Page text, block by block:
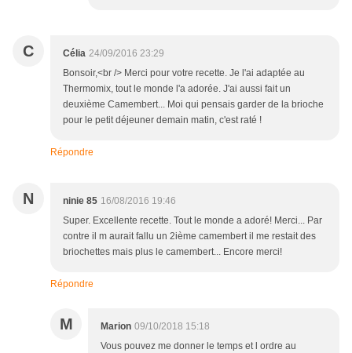
C Célia 24/09/2016 23:29
Bonsoir,<br /> Merci pour votre recette. Je l'ai adaptée au
Thermomix, tout le monde l'a adorée. J'ai aussi fait un
deuxième Camembert... Moi qui pensais garder de la brioche
pour le petit déjeuner demain matin, c'est raté !
Répondre
N ninie 85 16/08/2016 19:46
Super. Excellente recette. Tout le monde a adoré! Merci... Par
contre il m aurait fallu un 2ième camembert il me restait des
briochettes mais plus le camembert... Encore merci!
Répondre
M Marion 09/10/2018 15:18
Vous pouvez me donner le temps et l ordre au